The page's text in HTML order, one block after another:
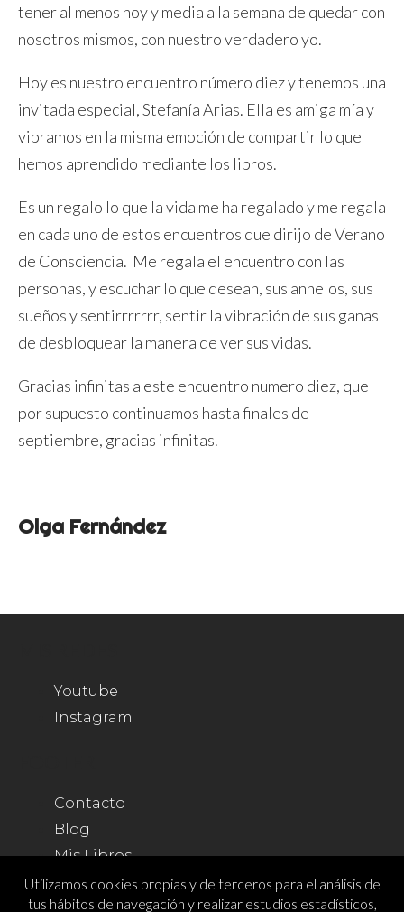
tener al menos hoy y media a la semana de quedar con
nosotros mismos, con nuestro verdadero yo.
Hoy es nuestro encuentro número diez y tenemos una
invitada especial, Stefanía Arias. Ella es amiga mía y
vibramos en la misma emoción de compartir lo que
hemos aprendido mediante los libros.
Es un regalo lo que la vida me ha regalado y me regala
en cada uno de estos encuentros que dirijo de Verano
de Consciencia. Me regala el encuentro con las
personas, y escuchar lo que desean, sus anhelos, sus
sueños y sentirrrrrrr, sentir la vibración de sus ganas
de desbloquear la manera de ver sus vidas.
Gracias infinitas a este encuentro numero diez, que
por supuesto continuamos hasta finales de
septiembre, gracias infinitas.
Olga Fernández
Youtube
Instagram
Contacto
Blog
Mis Libros
Tienda
Utilizamos cookies propias y de terceros para el análisis de
tus hábitos de navegación y realizar estudios estadísticos,